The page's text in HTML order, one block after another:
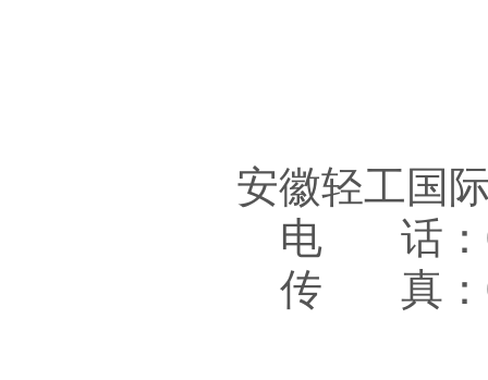
安徽轻工国
电 话：
传 真：